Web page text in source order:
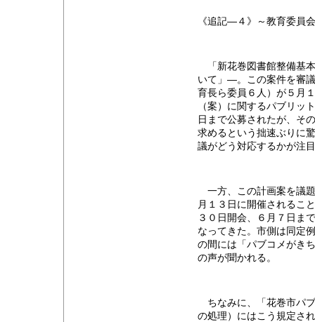
《追記―４》～教育委員
「新花巻図書館整備基
いて」―。この案件を審
育長ら委員６人）が５月
（案）に関するパブリッ
日まで公募されたが、そ
求めるという拙速ぶりに
議がどう対応するかが注
一方、この計画案を議
月１３日に開催されるこ
３０日開会、６月７日ま
なってきた。市側は同定
の間には「パブコメがき
の声が聞かれる。
ちなみに、「花巻市パ
の処理）にはこう規定さ